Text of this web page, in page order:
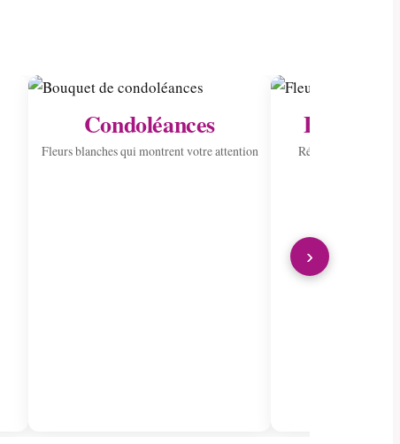
Condoléances
Fleurs blanches qui montrent votre attention
Envoyer
Répandre la joie
›